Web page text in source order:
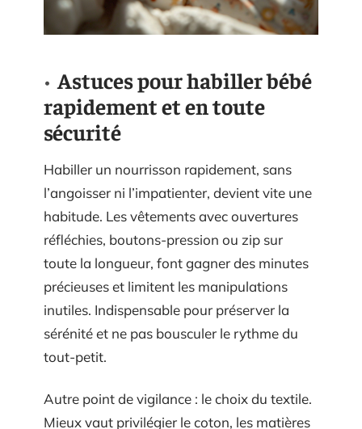
Astuces pour habiller bébé
rapidement et en toute
sécurité
Habiller un nourrisson rapidement, sans
l’angoisser ni l’impatienter, devient vite une
habitude. Les vêtements avec ouvertures
réfléchies, boutons-pression ou zip sur
toute la longueur, font gagner des minutes
précieuses et limitent les manipulations
inutiles. Indispensable pour préserver la
sérénité et ne pas bousculer le rythme du
tout-petit.
Autre point de vigilance : le choix du textile.
Mieux vaut privilégier le coton, les matières